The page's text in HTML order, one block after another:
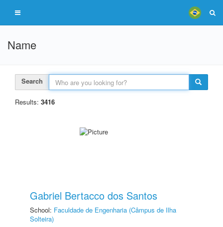
Name
Search
Results: 3416
Gabriel Bertacco dos Santos
School: Faculdade de Engenharia (Câmpus de Ilha
Solteira)